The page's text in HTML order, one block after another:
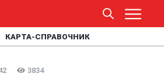
КАРТА-СПРАВОЧНИК
3834